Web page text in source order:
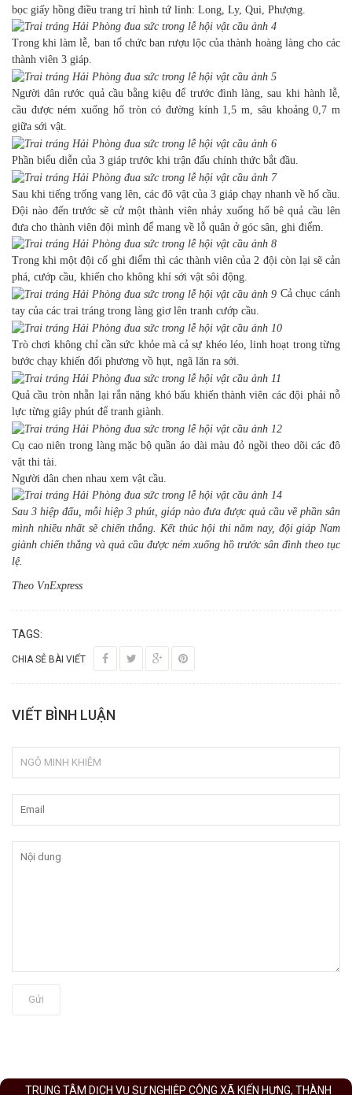
bọc giấy hồng điều trang trí hình tứ linh: Long, Ly, Qui, Phượng.
Trong khi làm lễ, ban tổ chức ban rượu lộc của thành hoàng làng cho các
thành viên 3 giáp.
Người dân rước quả cầu bằng kiệu để trước đình làng, sau khi hành lễ,
cầu được ném xuống hố tròn có đường kính 1,5 m, sâu khoảng 0,7 m
giữa sới vật.
Phần biểu diễn của 3 giáp trước khi trận đấu chính thức bắt đầu.
Sau khi tiếng trống vang lên, các đô vật của 3 giáp chạy nhanh về hố cầu.
Đội nào đến trước sẽ cử một thành viên nhảy xuống hố bê quả cầu lên
đưa cho thành viên đội mình để mang về lỗ quân ở góc sân, ghi điểm.
Trong khi một đội cố ghi điểm thì các thành viên của 2 đội còn lại sẽ cản
phá, cướp cầu, khiến cho không khí sới vật sôi động.
Cả chục cánh
tay của các trai tráng trong làng giơ lên tranh cướp cầu.
Trò chơi không chỉ cần sức khỏe mà cả sự khéo léo, linh hoạt trong từng
bước chạy khiến đối phương vồ hụt, ngã lăn ra sới.
Quả cầu tròn nhẵn lại rắn nặng khó bấu khiến thành viên các đội phải nỗ
lực từng giây phút để tranh giành.
Cụ cao niên trong làng mặc bộ quần áo dài màu đỏ ngồi theo dõi các đô
vật thi tài.
Người dân chen nhau xem vật cầu.
Sau 3 hiệp đấu, mỗi hiệp 3 phút, giáp nào đưa được quả cầu về phần sân
mình nhiều nhất sẽ chiến thắng. Kết thúc hội thi năm nay, đội giáp Nam
giành chiến thắng và quả cầu được ném xuống hồ trước sân đình theo tục
lệ.
Theo VnExpress
TAGS:
CHIA SẺ BÀI VIẾT
VIẾT BÌNH LUẬN
Gửi
TRUNG TÂM DỊCH VỤ SỰ NGHIỆP CÔNG XÃ KIẾN HƯNG, THÀNH